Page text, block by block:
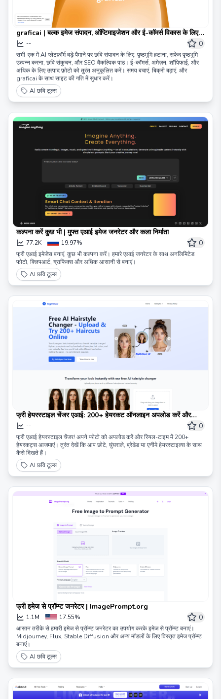
graficai | बल्क इमेज संपादन, ऑप्टिमाइजेशन और ई-कॉमर्स विकास के लिए
अंतिम एआई प्लेटफॉर्म
-- 0
सभी-एक में AI प्लेटफ़ॉर्म बड़े पैमाने पर छवि संपादन के लिए: पृष्ठभूमि हटाना, सफेद पृष्ठभूमि
उत्पन्न करना, छवि संकुचन, और SEO वैकल्पिक पाठ। ई-कॉमर्स, अमेज़न, शॉपिफाई, और
अधिक के लिए उत्पाद फ़ोटो को तुरंत अनुकूलित करें। समय बचाएं, बिक्री बढ़ाएं, और
graficai के साथ साइट की गति में सुधार करें।
AI छवि टूल्स
कल्पना करें कुछ भी | मुफ्त एआई इमेज जनरेटर और कला निर्माता
77.2K 19.97% 0
फ्री एआई इमेजेस बनाएं, कुछ भी कल्पना करें। हमारे एआई जनरेटर के साथ अनलिमिटेड
फोटो, क्लिपआर्ट, ग्राफिक्स और अधिक आसानी से बनाएं।
AI छवि टूल्स
फ्री हेयरस्टाइल चेंजर एआई: 200+ हेयरकट ऑनलाइन अपलोड करें और
आजमाएं
-- 0
फ्री एआई हेयरस्टाइल चेंजर! अपने फोटो को अपलोड करें और रियल-टाइम में 200+
हेयरकट्स आजमाएं। तुरंत देखें कि आप छोटे, घुंघराले, ब्रेडेड या एनीमे हेयरस्टाइल्स के साथ
कैसे दिखते हैं।
AI छवि टूल्स
फ्री इमेज से प्रॉम्प्ट जनरेटर | ImagePrompt.org
1.1M 17.55% 0
आसान तरीके से हमारी इमेज से प्रॉम्प्ट जनरेटर का उपयोग करके इमेज से प्रॉम्प्ट बनाएं।
Midjourney, Flux, Stable Diffusion और अन्य मॉडलों के लिए विस्तृत इमेज प्रॉम्प्ट
बनाएं।
AI छवि टूल्स